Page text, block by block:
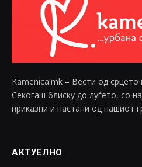
Kamenica.mk – Вести од
Секогаш блиску до луѓето, со
приказни и настани од нашиот
АКТУЕЛНО